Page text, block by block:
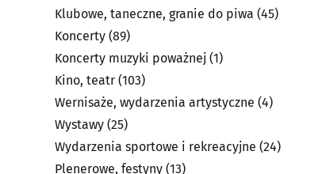
Klubowe, taneczne, granie do piwa (45)
Koncerty (89)
Koncerty muzyki poważnej (1)
Kino, teatr (103)
Wernisaże, wydarzenia artystyczne (4)
Wystawy (25)
Wydarzenia sportowe i rekreacyjne (24)
Plenerowe, festyny (13)